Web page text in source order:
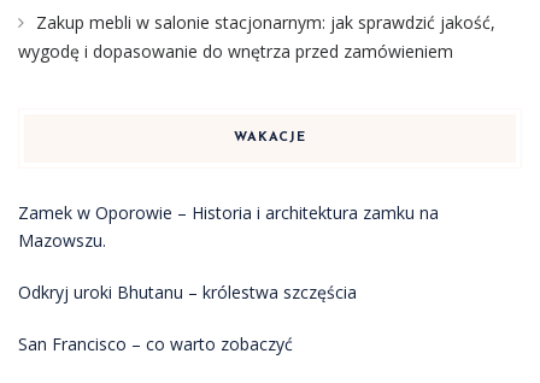
Zakup mebli w salonie stacjonarnym: jak sprawdzić jakość,
wygodę i dopasowanie do wnętrza przed zamówieniem
WAKACJE
Zamek w Oporowie – Historia i architektura zamku na
Mazowszu.
Odkryj uroki Bhutanu – królestwa szczęścia
San Francisco – co warto zobaczyć